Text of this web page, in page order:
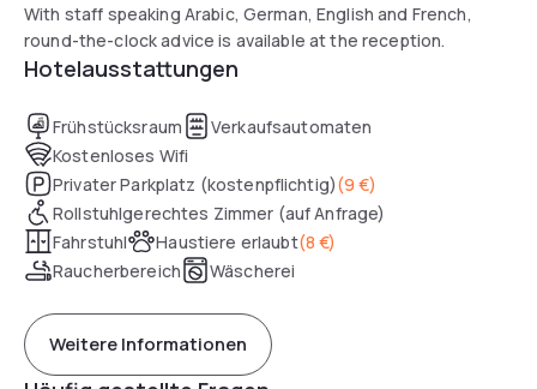
With staff speaking Arabic, German, English and French,
round-the-clock advice is available at the reception.
Hotelausstattungen
Frühstücksraum
Verkaufsautomaten
Kostenloses Wifi
Privater Parkplatz (kostenpflichtig)(9 €)
Rollstuhlgerechtes Zimmer (auf Anfrage)
Fahrstuhl
Haustiere erlaubt(8 €)
Raucherbereich
Wäscherei
Weitere Informationen